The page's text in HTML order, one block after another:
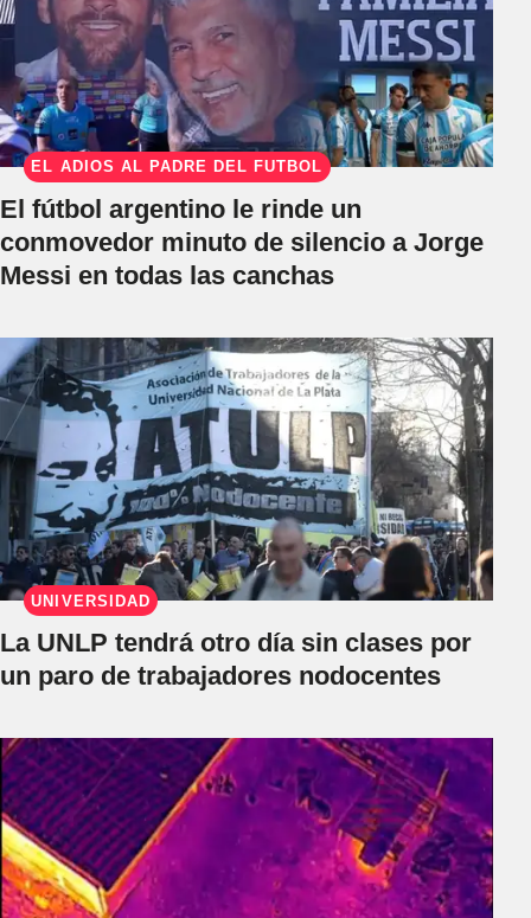
EL ADIÓS AL PADRE DEL FÚTBOL
El fútbol argentino le rinde un
conmovedor minuto de silencio a Jorge
Messi en todas las canchas
UNIVERSIDAD
La UNLP tendrá otro día sin clases por
un paro de trabajadores nodocentes